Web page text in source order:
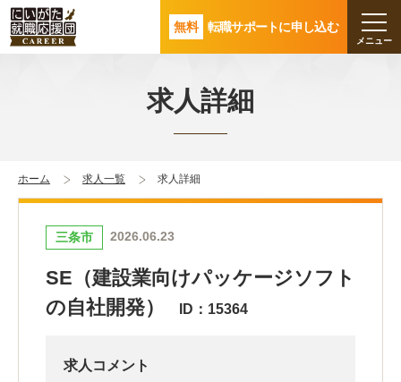
無料 転職サポートに申し込む
求人詳細
ホーム 求人一覧 求人詳細
三条市 2026.06.23
SE（建設業向けパッケージソフト
の自社開発）
ID：15364
求人コメント